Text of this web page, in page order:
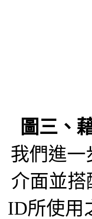
圖三、
我們進一
介面並搭
ID所使用